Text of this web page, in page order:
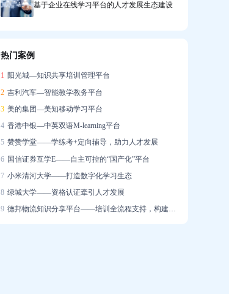
基于企业在线学习平台的人才发展生态建设
热门案例
1 阳光城—知识共享培训管理平台
2 吉利汽车—智能教学教务平台
3 美的集团—美知移动学习平台
4 香港中银—中英双语M-learning平台
5 赞赞学堂——学练考+定向辅导，助力人才发展
6 国信证券互学E——自主可控的“国产化”平台
7 小米清河大学——打造数字化学习生态
8 绿城大学——资格认证牵引人才发展
9 德邦物流知识分享平台——培训全流程支持，构建学习社区